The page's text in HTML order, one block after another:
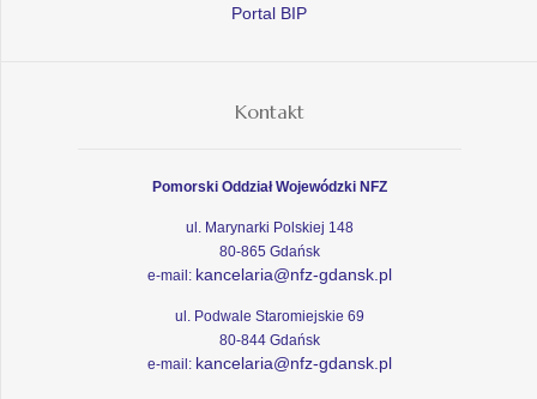
Portal BIP
Kontakt
Pomorski Oddział Wojewódzki NFZ
ul. Marynarki Polskiej 148
80-865 Gdańsk
e-mail: kancelaria@nfz-gdansk.pl
ul. Podwale Staromiejskie 69
80-844 Gdańsk
e-mail: kancelaria@nfz-gdansk.pl